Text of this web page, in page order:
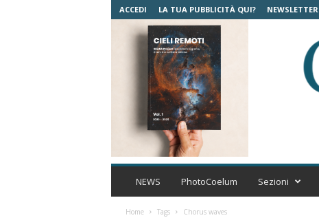
ACCEDI LA TUA PUBBLICITÀ QUI? NEWSLETTER
C
NEWS PhotoCoelum Sezioni
Home Tags Chorus waves